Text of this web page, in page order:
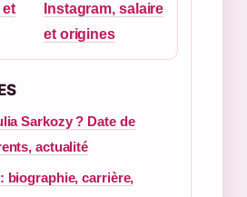
et
Instagram, salaire
et origines
Sarkozy ? Date de
actualité
biographie, carrière,